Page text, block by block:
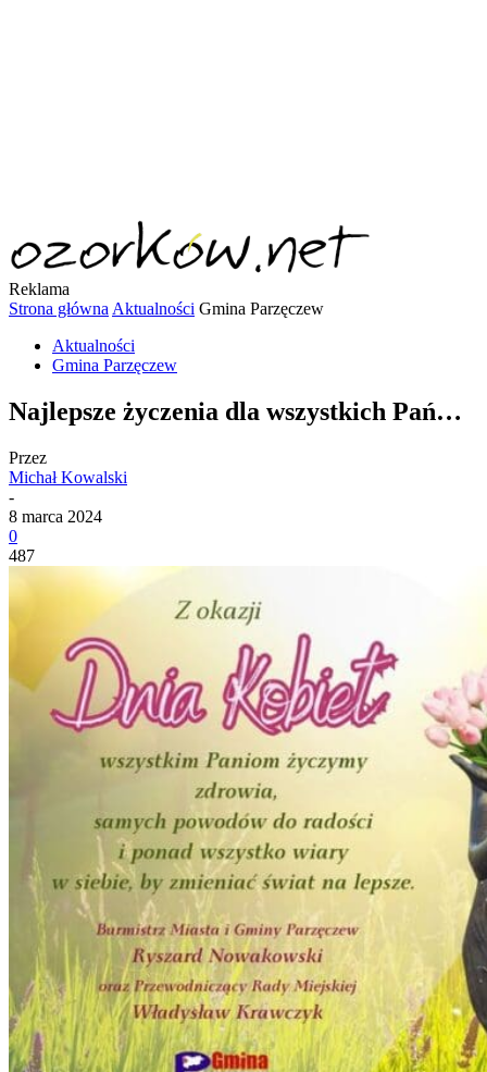
Reklama
Strona główna Aktualności Gmina Parzęczew
Aktualności
Gmina Parzęczew
Najlepsze życzenia dla wszystkich Pań…
Przez
Michał Kowalski
-
8 marca 2024
0
487